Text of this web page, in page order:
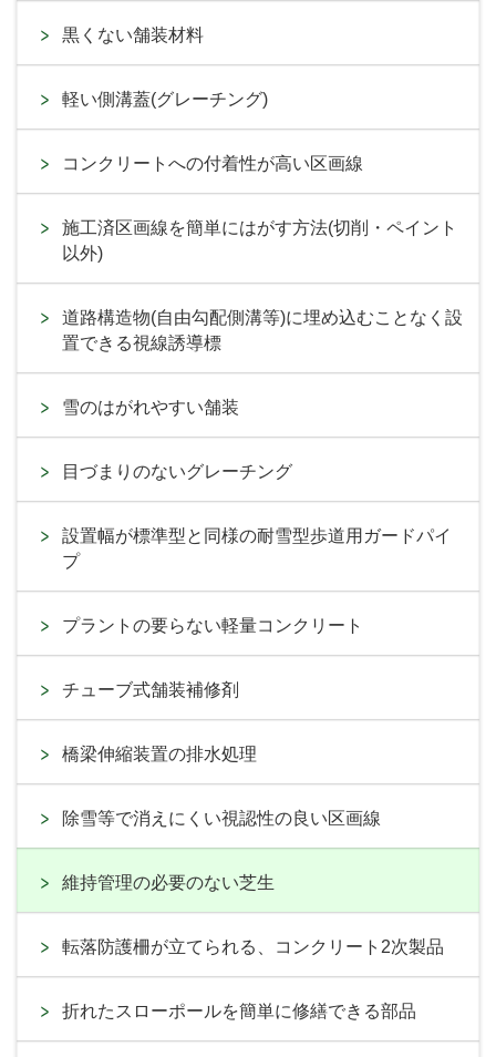
黒くない舗装材料
軽い側溝蓋(グレーチング)
コンクリートへの付着性が高い区画線
施工済区画線を簡単にはがす方法(切削・ペイント
以外)
道路構造物(自由勾配側溝等)に埋め込むことなく設
置できる視線誘導標
雪のはがれやすい舗装
目づまりのないグレーチング
設置幅が標準型と同様の耐雪型歩道用ガードパイ
プ
プラントの要らない軽量コンクリート
チューブ式舗装補修剤
橋梁伸縮装置の排水処理
除雪等で消えにくい視認性の良い区画線
維持管理の必要のない芝生
転落防護柵が立てられる、コンクリート2次製品
折れたスローポールを簡単に修繕できる部品